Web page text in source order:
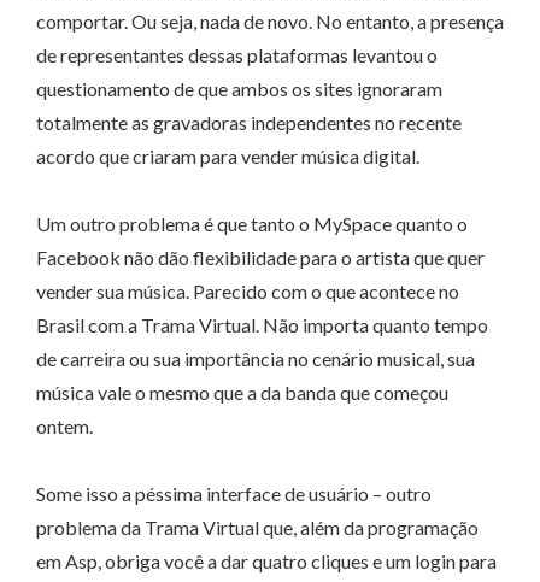
comportar. Ou seja, nada de novo. No entanto, a presença
de representantes dessas plataformas levantou o
questionamento de que ambos os sites ignoraram
totalmente as gravadoras independentes no recente
acordo que criaram para vender música digital.
Um outro problema é que tanto o MySpace quanto o
Facebook não dão flexibilidade para o artista que quer
vender sua música. Parecido com o que acontece no
Brasil com a Trama Virtual. Não importa quanto tempo
de carreira ou sua importância no cenário musical, sua
música vale o mesmo que a da banda que começou
ontem.
Some isso a péssima interface de usuário – outro
problema da Trama Virtual que, além da programação
em Asp, obriga você a dar quatro cliques e um login para